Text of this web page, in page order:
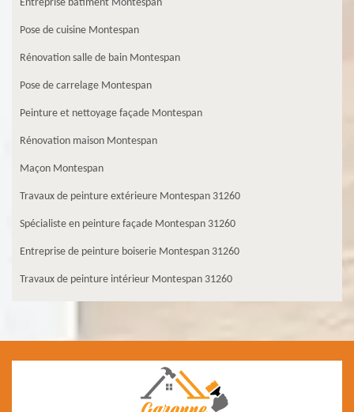
Entreprise batiment Montespan
Pose de cuisine Montespan
Rénovation salle de bain Montespan
Pose de carrelage Montespan
Peinture et nettoyage façade Montespan
Rénovation maison Montespan
Maçon Montespan
Travaux de peinture extérieure Montespan 31260
Spécialiste en peinture façade Montespan 31260
Entreprise de peinture boiserie Montespan 31260
Travaux de peinture intérieur Montespan 31260